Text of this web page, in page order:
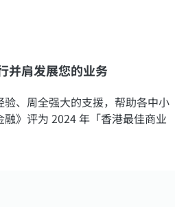
并肩发展您的业务
、周全强大的支援，帮助各中小
》评为 2024 年「香港最佳商业